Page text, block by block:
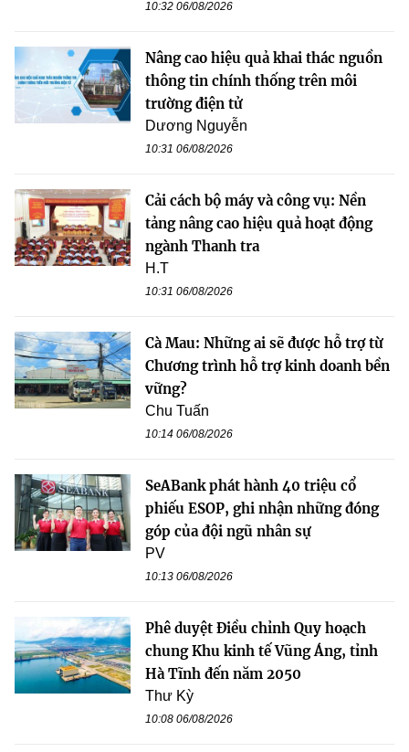
10:32 06/08/2026
Nâng cao hiệu quả khai thác nguồn
thông tin chính thống trên môi
trường điện tử
Dương Nguyễn
10:31 06/08/2026
Cải cách bộ máy và công vụ: Nền
tảng nâng cao hiệu quả hoạt động
ngành Thanh tra
H.T
10:31 06/08/2026
Cà Mau: Những ai sẽ được hỗ trợ từ
Chương trình hỗ trợ kinh doanh bền
vững?
Chu Tuấn
10:14 06/08/2026
SeABank phát hành 40 triệu cổ
phiếu ESOP, ghi nhận những đóng
góp của đội ngũ nhân sự
PV
10:13 06/08/2026
Phê duyệt Điều chỉnh Quy hoạch
chung Khu kinh tế Vũng Áng, tỉnh
Hà Tĩnh đến năm 2050
Thư Kỳ
10:08 06/08/2026